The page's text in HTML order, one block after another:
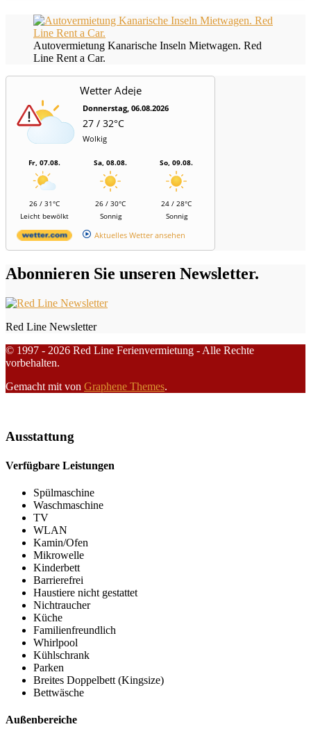
Autovermietung Kanarische Inseln Mietwagen. Red
Line Rent a Car.
Wetter Adeje
Donnerstag, 06.08.2026
27 / 32°C
Wolkig
Fr, 07.08.
26 / 31°C
Leicht bewölkt
Sa, 08.08.
26 / 30°C
Sonnig
So, 09.08.
24 / 28°C
Sonnig
Aktuelles Wetter ansehen
Abonnieren Sie unseren Newsletter.
Red Line Newsletter
© 1997 - 2026 Red Line Ferienvermietung - Alle Rechte
vorbehalten.
Gemacht mit von Graphene Themes.
Ausstattung
Verfügbare Leistungen
Spülmaschine
Waschmaschine
TV
WLAN
Kamin/Ofen
Mikrowelle
Kinderbett
Barrierefrei
Haustiere nicht gestattet
Nichtraucher
Küche
Familienfreundlich
Whirlpool
Kühlschrank
Parken
Breites Doppelbett (Kingsize)
Bettwäsche
Außenbereiche